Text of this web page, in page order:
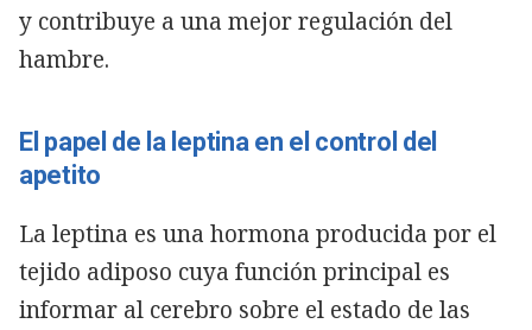
y contribuye a una mejor regulación del
hambre.
El papel de la leptina en el control del
apetito
La leptina es una hormona producida por el
tejido adiposo cuya función principal es
informar al cerebro sobre el estado de las